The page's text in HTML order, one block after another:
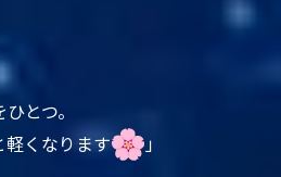
とつ。
くなります
」